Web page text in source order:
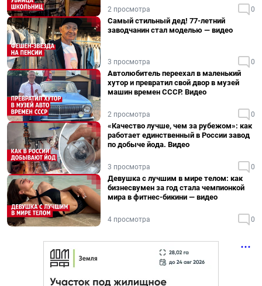
2 просмотра 0
Самый стильный дед! 77-летний
заводчанин стал моделью — видео
3 просмотра 0
Автолюбитель переехал в маленький
хутор и превратил свой двор в музей
машин времен СССР. Видео
2 просмотра 0
«Качество лучше, чем за рубежом»: как
работает единственный в России завод
по добыче йода. Видео
3 просмотра 0
Девушка с лучшим в мире телом: как
бизнесвумен за год стала чемпионкой
мира в фитнес-бикини — видео
4 просмотра 0